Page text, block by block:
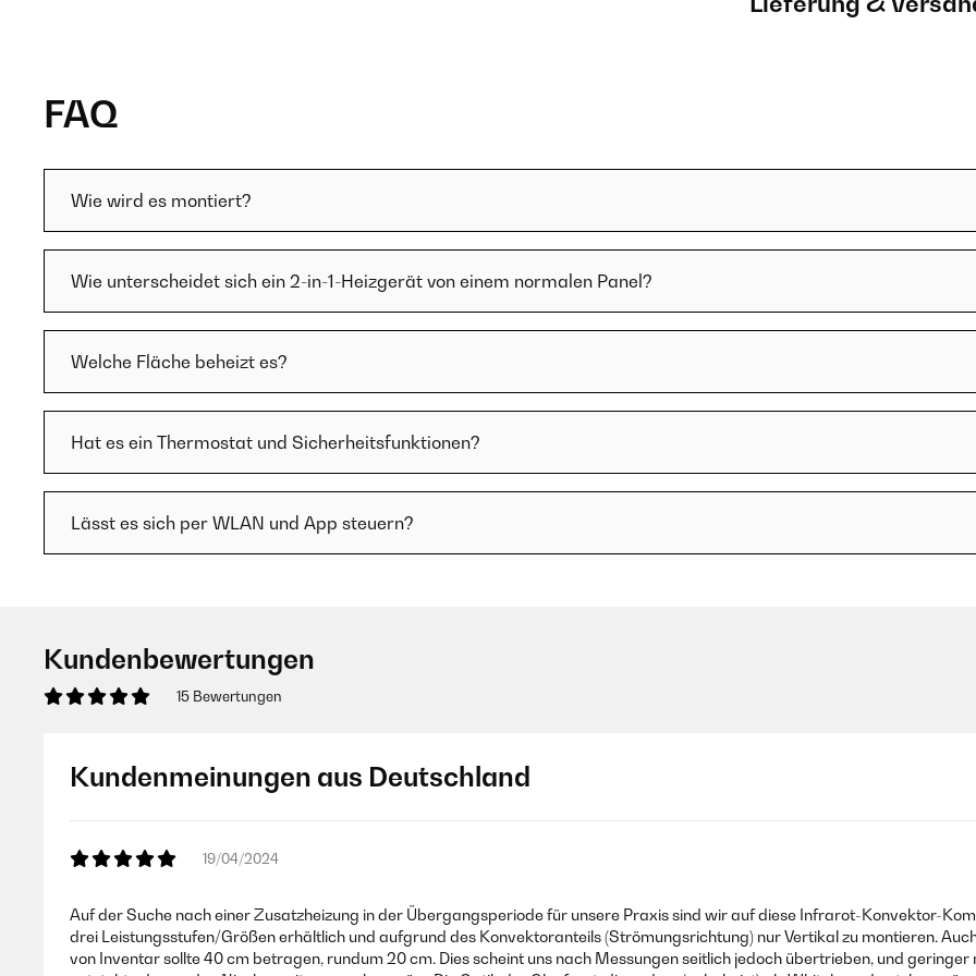
FAQ
Wie wird es montiert?
Wie unterscheidet sich ein 2-in-1-Heizgerät von einem normalen Panel?
Welche Fläche beheizt es?
Hat es ein Thermostat und Sicherheitsfunktionen?
Lässt es sich per WLAN und App steuern?
Kundenbewertungen
15 Bewertungen
Kundenmeinungen aus Deutschland
19/04/2024
Auf der Suche nach einer Zusatzheizung in der Übergangsperiode für unsere Praxis sind wir auf diese Infrarot-Konvektor-
drei Leistungsstufen/Größen erhältlich und aufgrund des Konvektoranteils (Strömungsrichtung) nur Vertikal zu montieren.
von Inventar sollte 40 cm betragen, rundum 20 cm. Dies scheint uns nach Messungen seitlich jedoch übertrieben, und